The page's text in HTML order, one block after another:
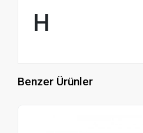
H
Benzer Ürünler